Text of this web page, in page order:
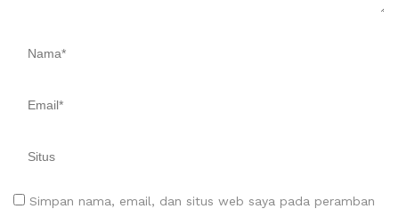
Simpan nama, email, dan situs web saya pada peramban